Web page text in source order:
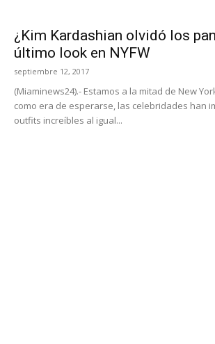
¿Kim Kardashian olvidó los
último look en NYFW
septiembre 12, 2017
(Miaminews24).- Estamos a la mitad de New
como era de esperarse, las celebridades han
outfits increíbles al igual...